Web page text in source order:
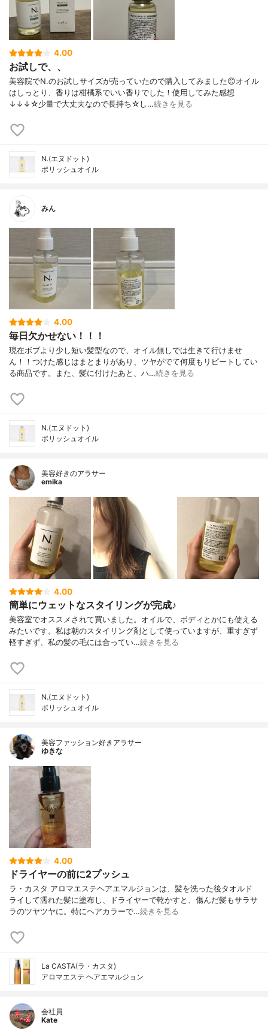
4.00
お試しで、、
美容院でN.のお試しサイズが売っていたので購入してみました😊オイル
はしっとり、香りは柑橘系でいい香りでした！使用してみた感想
↓↓↓☆少量で大丈夫なので長持ち☆し…続きを見る
N.(エヌドット)
ポリッシュオイル
みん
4.00
毎日欠かせない！！！
現在ボブより少し短い髪型なので、オイル無しでは生きて行けませ
ん！！つけた感じはまとまりがあり、ツヤがでて何度もリピートしてい
る商品です。また、髪に付けたあと、ハ…続きを見る
N.(エヌドット)
ポリッシュオイル
美容好きのアラサー
emika
4.00
簡単にウェットなスタイリングが完成♪
美容室でオススメされて買いました。オイルで、ボディとかにも使える
みたいです。私は朝のスタイリング剤として使っていますが、重すぎず
軽すぎず、私の髪の毛には合ってい…続きを見る
N.(エヌドット)
ポリッシュオイル
美容ファッション好きアラサー
ゆきな
4.00
ドライヤーの前に2プッシュ
ラ・カスタ アロマエステヘアエマルジョンは、髪を洗った後タオルド
ライして濡れた髪に塗布し、ドライヤーで乾かすと、傷んだ髪もサラサ
ラのツヤツヤに。特にヘアカラーで…続きを見る
La CASTA(ラ・カスタ)
アロマエステ ヘアエマルジョン
会社員
Kate